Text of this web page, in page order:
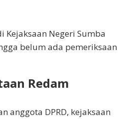
Negeri Sumba
belum ada pemeriksaan
Redam
anggota DPRD, kejaksaan